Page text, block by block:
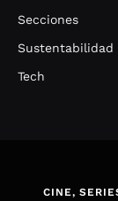
Secciones
Sustentabilidad
Tech
CINE,